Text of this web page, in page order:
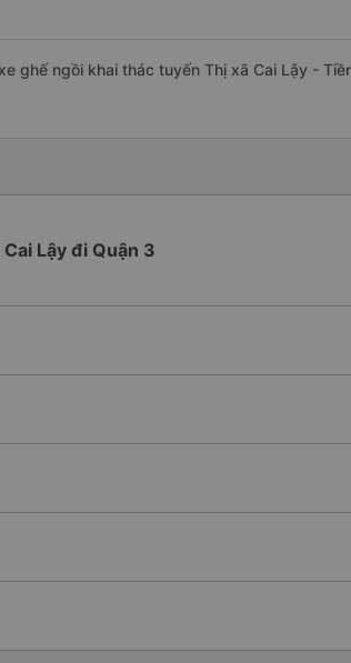
ghế ngồi khai thác tuyến Thị xã Cai Lậy -
Lậy đi Quận 3